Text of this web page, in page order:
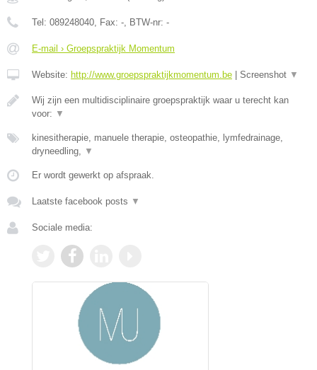
Tel: 089248040, Fax: -, BTW-nr: -
E-mail › Groepspraktijk Momentum
Website: http://www.groepspraktijkmomentum.be Screenshot ▼
Wij zijn een multidisciplinaire groepspraktijk waar u terecht kan
voor: ▼
kinesitherapie, manuele therapie, osteopathie, lymfedrainage,
dryneedling, ▼
Er wordt gewerkt op afspraak.
Laatste facebook posts ▼
Sociale media: